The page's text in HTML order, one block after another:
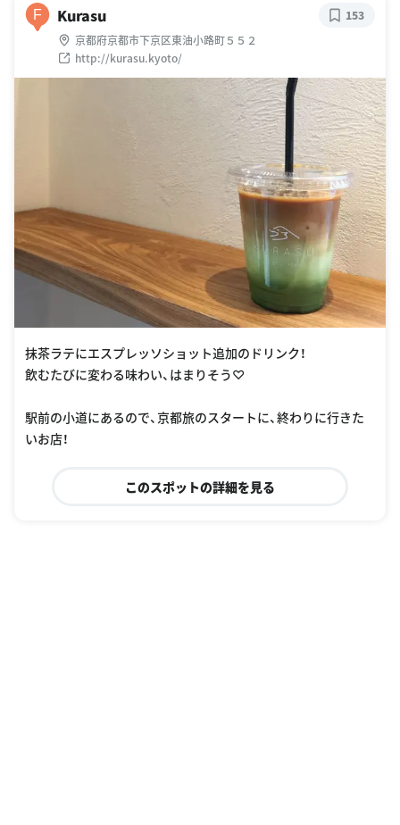
F Kurasu
京都府京都市下京区東油小路町５５２
http://kurasu.kyoto/
153
抹茶ラテにエスプレッソショット追加のドリンク！
飲むたびに変わる味わい、はまりそう♡
駅前の小道にあるので、京都旅のスタートに、終わりに行きた
いお店！
このスポットの詳細を見る